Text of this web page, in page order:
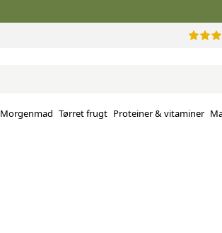
Morgenmad Tørret frugt Proteiner & vitaminer